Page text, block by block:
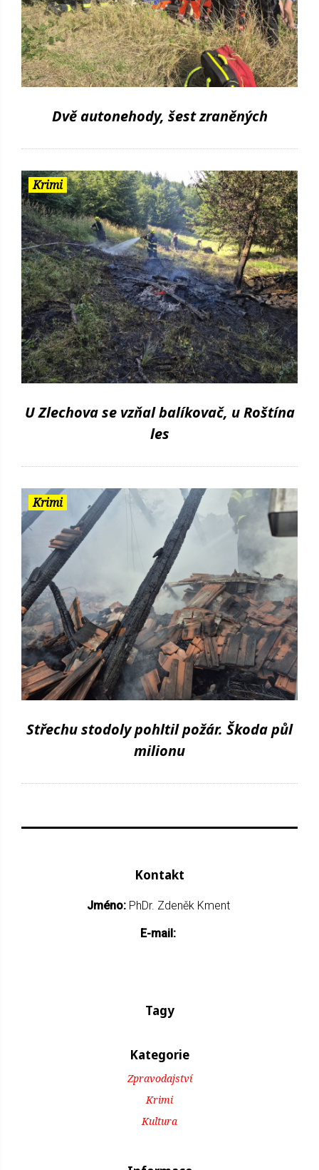
Dvě autonehody, šest zraněných
Krimi
U Zlechova se vzňal balíkovač, u Roštína
les
Krimi
Střechu stodoly pohltil požár. Škoda půl
milionu
Kontakt
Jméno: PhDr. Zdeněk Kment
E-mail:
Tagy
Kategorie
Zpravodajství
Krimi
Kultura